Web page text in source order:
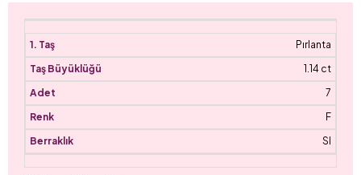
Pırlanta
1.14 ct
7
F
SI